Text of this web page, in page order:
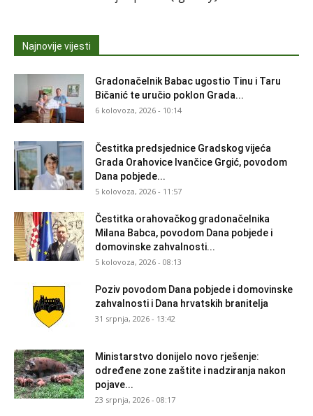
Najnovije vijesti
Gradonačelnik Babac ugostio Tinu i Taru
Bičanić te uručio poklon Grada...
6 kolovoza, 2026 - 10:14
Čestitka predsjednice Gradskog vijeća
Grada Orahovice Ivančice Grgić, povodom
Dana pobjede...
5 kolovoza, 2026 - 11:57
Čestitka orahovačkog gradonačelnika
Milana Babca, povodom Dana pobjede i
domovinske zahvalnosti...
5 kolovoza, 2026 - 08:13
Poziv povodom Dana pobjede i domovinske
zahvalnosti i Dana hrvatskih branitelja
31 srpnja, 2026 - 13:42
Ministarstvo donijelo novo rješenje:
određene zone zaštite i nadziranja nakon
pojave...
23 srpnja, 2026 - 08:17